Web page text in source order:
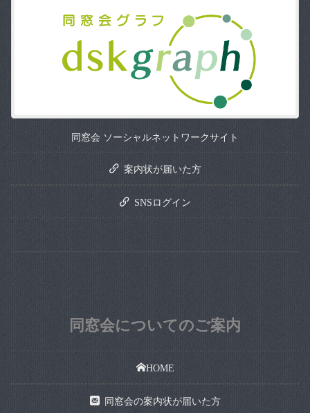
同窓会 ソーシャルネットワークサイト
案内状が届いた方
SNSログイン
同窓会についてのご案内
HOME
同窓会の案内状が届いた方